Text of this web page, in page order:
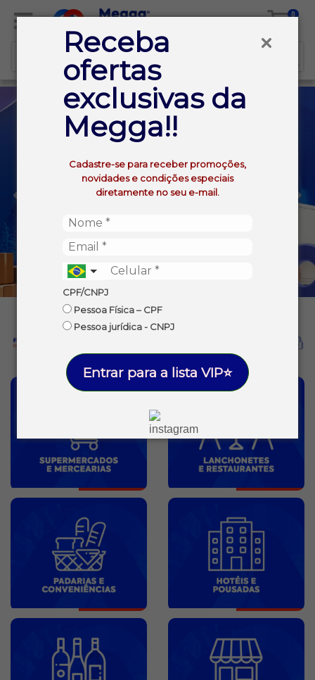
Receba
ofertas
exclusivas da
Megga!!
Cadastre-se para receber promoções,
novidades e condições especiais
diretamente no seu e-mail.
CPF/CNPJ
Pessoa Física – CPF
Pessoa jurídica - CNPJ
Entrar para a lista VIP⭐
0